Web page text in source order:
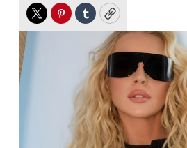
TwitterPinterest
TumblrCopy